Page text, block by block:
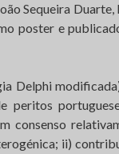
Sequeira Duarte,
poster e
Delphi
peritos
consenso
ii)